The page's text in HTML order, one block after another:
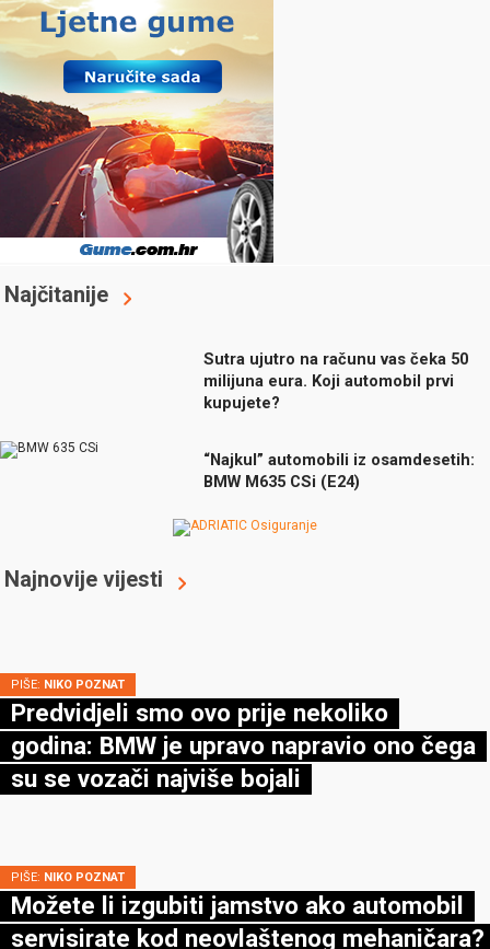
Najčitanije
Sutra ujutro na računu vas čeka 50
milijuna eura. Koji automobil prvi
kupujete?
“Najkul” automobili iz osamdesetih:
BMW M635 CSi (E24)
Najnovije vijesti
PIŠE: NIKO POZNAT
Predvidjeli smo ovo prije nekoliko
godina: BMW je upravo napravio ono čega
su se vozači najviše bojali
PIŠE: NIKO POZNAT
Možete li izgubiti jamstvo ako automobil
servisirate kod neovlaštenog mehaničara?